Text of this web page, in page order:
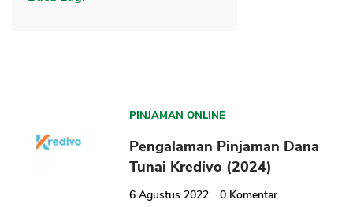
PINJAMAN ONLINE
Pengalaman Pinjaman Dana
Tunai Kredivo (2024)
6 Agustus 2022 0 Komentar